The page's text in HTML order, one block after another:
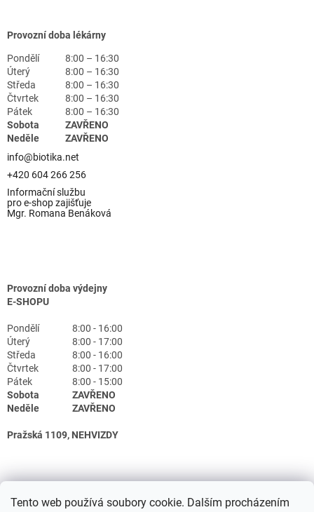
Tento web používá soubory cookie. Dalším procházením
Provozní doba lékárny
Pondělí
8:00 – 16:30
Úterý
8:00 – 16:30
Středa
8:00 – 16:30
Čtvrtek
8:00 – 16:30
Pátek
8:00 – 16:30
Sobota
ZAVŘENO
Neděle
ZAVŘENO
info@biotika.net
+420 604 266 256
Informační službu
pro e-shop zajišťuje
Mgr. Romana Benáková
Provozní doba výdejny
E-SHOPU
Pondělí
8:00 - 16:00
Úterý
8:00 - 17:00
Středa
8:00 - 16:00
Čtvrtek
8:00 - 17:00
Pátek
8:00 - 15:00
Sobota
ZAVŘENO
Neděle
ZAVŘENO
Pražská 1109, NEHVIZDY